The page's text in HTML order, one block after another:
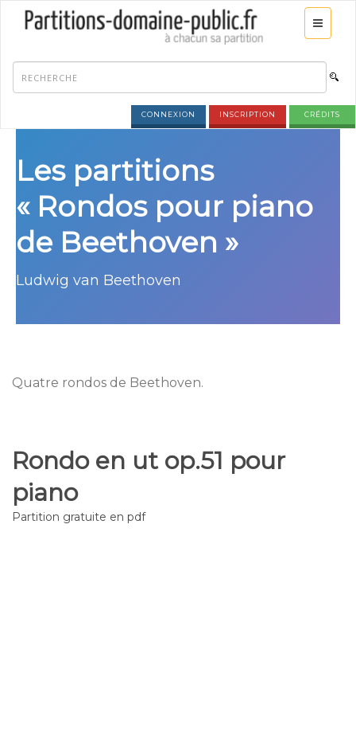
CONNEXION INSCRIPTION CRÉDITS
Les partitions
« Rondos pour piano
de Beethoven »
Ludwig van Beethoven
Quatre rondos de Beethoven.
Rondo en ut op.51 pour
piano
Partition gratuite en pdf